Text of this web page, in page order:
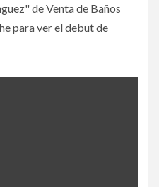
de Venta de Baños
para ver el debut de